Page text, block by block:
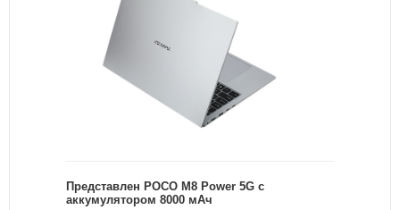
Представлен POCO M8 Power 5G с
аккумулятором 8000 мАч